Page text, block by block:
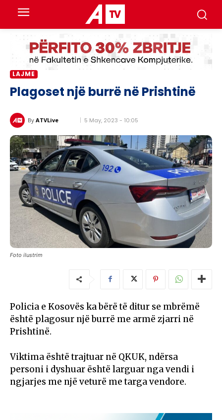
LAJME
Plagoset një burrë në Prishtinë
By ATVLive 5 May, 2023 - 10:05
Foto ilustrim
Policia e Kosovës ka bërë të ditur se mbrëmë
është plagosur një burrë me armë zjarri në
Prishtinë.
Viktima është trajtuar në QKUK, ndërsa
personi i dyshuar është larguar nga vendi i
ngjarjes me një veturë me targa vendore.